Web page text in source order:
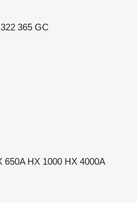
322 365 GC
650A HX 1000 HX 4000A